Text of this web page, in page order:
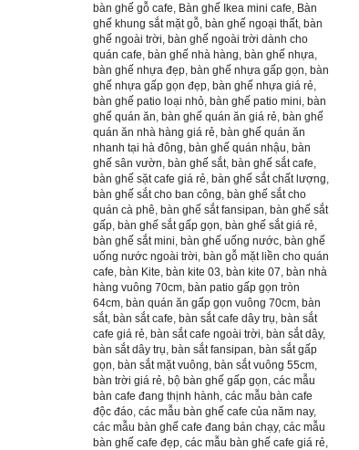
bàn ghế gỗ cafe, Bàn ghế Ikea mini cafe, Bàn
ghế khung sắt mặt gỗ, bàn ghế ngoại thất, bàn
ghế ngoài trời, bàn ghế ngoài trời dành cho
quán cafe, bàn ghế nhà hàng, bàn ghế nhựa,
bàn ghế nhựa đẹp, bàn ghế nhựa gấp gọn, bàn
ghế nhựa gấp gọn đẹp, bàn ghế nhựa giá rẻ,
bàn ghế patio loại nhỏ, bàn ghế patio mini, bàn
ghế quán ăn, bàn ghế quán ăn giá rẻ, bàn ghế
quán ăn nhà hàng giá rẻ, bàn ghế quán ăn
nhanh tại hà đông, bàn ghế quán nhậu, bàn
ghế sân vườn, bàn ghế sắt, bàn ghế sắt cafe,
bàn ghế sặt cafe giá rẻ, bàn ghế sắt chất lượng,
bàn ghế sắt cho ban công, bàn ghế sắt cho
quán cà phê, bàn ghế sắt fansipan, bàn ghế sắt
gấp, bàn ghế sắt gấp gọn, bàn ghế sắt giá rẻ,
bàn ghế sắt mini, bàn ghế uống nước, bàn ghế
uống nước ngoài trời, bàn gỗ mặt liền cho quán
cafe, bàn Kite, bàn kite 03, bàn kite 07, bàn nhà
hàng vuông 70cm, bàn patio gấp gọn tròn
64cm, bàn quán ăn gấp gọn vuông 70cm, bàn
sắt, bàn sắt cafe, bàn sắt cafe dây trụ, bàn sắt
cafe giá rẻ, bàn sắt cafe ngoài trời, bàn sắt dây,
bàn sắt dây trụ, bàn sắt fansipan, bàn sắt gấp
gọn, bàn sắt mặt vuông, bàn sắt vuông 55cm,
bàn trời giá rẻ, bộ bàn ghế gấp gọn, các mẫu
bàn cafe đang thịnh hành, các mẫu bàn cafe
độc đáo, các mẫu bàn ghế cafe của năm nay,
các mẫu bàn ghế cafe đang bán chạy, các mẫu
bàn ghế cafe đẹp, các mẫu bàn ghế cafe giá rẻ,